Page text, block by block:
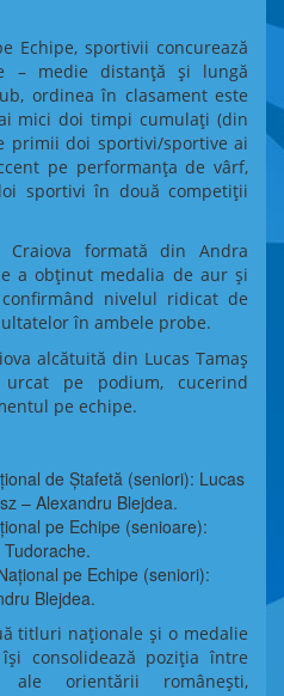
Echipe, sportivii concurează
– medie distanță și lungă
ordinea în clasament este
mici doi timpi cumulați (din
primii doi sportivi/sportive ai
pe performanța de vârf,
sportivi în două competiții
Craiova formată din Andra
a obținut medalia de aur și
nivelul ridicat de
în ambele probe.
alcătuită din Lucas Tamaș
pe podium, cucerind
pe echipe.
de Ștafetă (seniori): Lucas
– Alexandru Blejdea.
pe Echipe (senioare):
pe Echipe (seniori):
Blejdea.
titluri naționale și o medalie
consolidează poziția între
orientării românești,